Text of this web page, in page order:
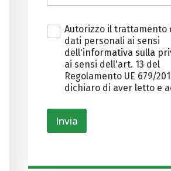
P
r
*
Autorizzo il trattamento
dati personali ai sensi
dell'informativa sulla
ai sensi dell'art. 13 del
Regolamento UE 679/
dichiaro di aver letto e
Invia